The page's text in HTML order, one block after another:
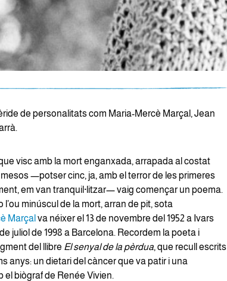
de personalitats com Maria-Mercè Marçal, Jean
visc amb la mort enganxada, arrapada al costat
—potser cinc, ja, amb el terror de les primeres
em van tranquil·litzar— vaig començar un poema.
l’ou minúscul de la mort, arran de pit, sota
Marçal va néixer el 13 de novembre del 1952 a Ivars
juliol de 1998 a Barcelona. Recordem la poeta i
del llibre El senyal de la pèrdua, que recull escrits
anys: un dietari del càncer que va patir i una
biògraf de Renée Vivien.